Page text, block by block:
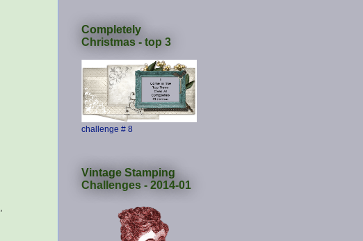
Completely
Christmas - top 3
challenge # 8
Vintage Stamping
Challenges - 2014-01